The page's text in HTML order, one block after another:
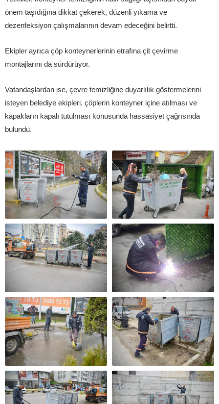
önem taşıdığına dikkat çekerek, düzenli yıkama ve
dezenfeksiyon çalışmalarının devam edeceğini belirtti.
Ekipler ayrıca çöp konteynerlerinin etrafına çit çevirme
montajlarını da sürdürüyor.
Vatandaşlardan ise, çevre temizliğine duyarlılık göstermelerini
isteyen belediye ekipleri, çöplerin konteyner içine atılması ve
kapakların kapalı tutulması konusunda hassasiyet çağrısında
bulundu.